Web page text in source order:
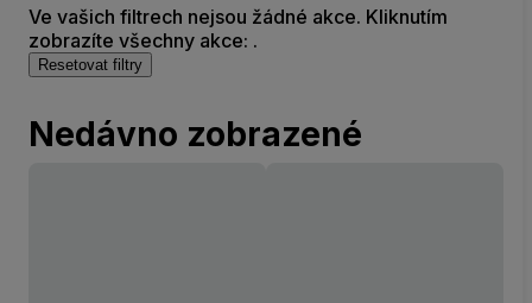
Ve vašich filtrech nejsou žádné akce. Kliknutím
zobrazíte všechny akce: .
Resetovat filtry
Nedávno zobrazené